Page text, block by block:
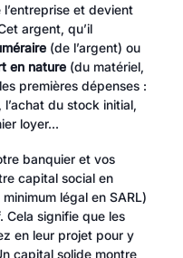
et devient
argent, qu’il
(de l’argent) ou
en nature(du matériel,
premières dépenses :
du stock initial,
loyer…
banquier et vos
capital social en
légal en SARL)
Cela signifie que les
en leur projet pour y
capital solide montre